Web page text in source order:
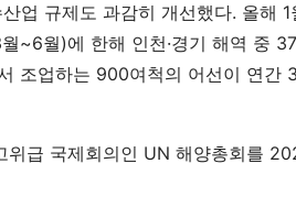
업 규제도 과감히 개선했다. 올해
~6월)에 한해 인천·경기 해역 중
조업하는 900여척의 어선이 연간
급 국제회의인 UN 해양총회를